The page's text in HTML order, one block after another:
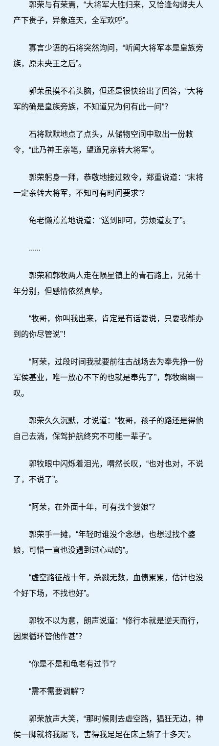
郭荣与有荣焉，“大将军大胜归来，又恰逢勾邺夫人
产下贵子，异象连天，全军欢呼”。
寡言少语的石将突然询问，“听闻大将军本是皇族旁
族，原未央王之后”。
郭荣虽摸不着头脑，但还是很快给出了回答，“大将
军的确是皇族旁族，不知道兄为何有此一问”？
石将默默地点了点头，从储物空间中取出一份敕
令，“此乃神王亲笔，望道兄亲转大将军”。
郭荣躬身一拜，恭敬地接过敕令，郑重说道：“末将
一定亲转大将军，不知可有时间要求”？
龟老懒蔫蔫地说道：“送到即可，劳烦道友了”。
......
郭荣和郭牧两人走在陨星镇上的青石路上，兄弟十
年分别，但感情依然真挚。
“牧哥，你叫我出来，肯定是有话要说，只要我能办
到的你尽管说”！
“阿荣，过段时间我就要前往古战场去为奉先挣一份
军侯基业，唯一放心不下的也就是奉先了”，郭牧幽幽一
叹。
郭荣久久沉默，才说道：“牧哥，孩子的路还是得他
自己去淌，保驾护航终究不可能一辈子”。
郭牧眼中闪烁着泪光，喟然长叹，“也对也对，不说
了，不说了”。
“阿荣，在外面十年，可有找个婆娘”？
郭荣手一摊，“年轻时谁没个念想，也想过找个婆
娘，可惜一直也没遇到过心动的”。
“虚空路征战十年，杀戮无数，血债累累，估计也没
个好下场，不找也好”。
郭牧不以为意，朗声说道：“修行本就是逆天而行，
因果循环管他作甚”？
“你是不是和龟老有过节”？
“需不需要调解”？
郭荣放声大笑，“那时候刚去虚空路，猖狂无边，神
侯一脚就将我踢飞，害得我足足在床上躺了十多天”。